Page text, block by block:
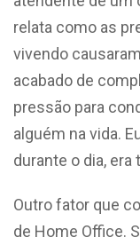
relata como as
vivendo
acabado de
pressão para
alguém na vida.
durante o dia, era
Outro fator que
de Home Office.